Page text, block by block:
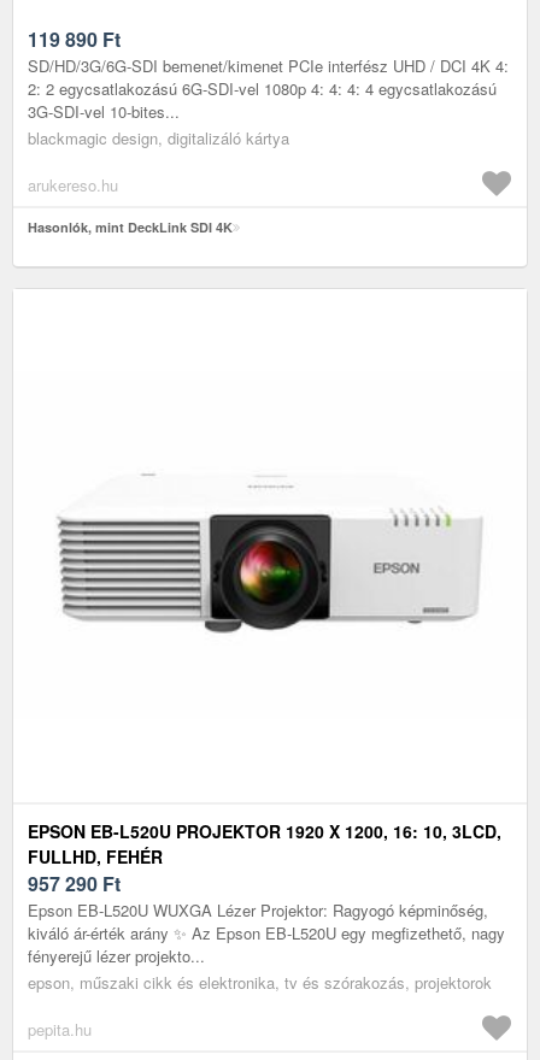
119 890 Ft
SD/HD/3G/6G-SDI bemenet/kimenet PCIe interfész UHD / DCI 4K 4:
2: 2 egycsatlakozású 6G-SDI-vel 1080p 4: 4: 4: 4 egycsatlakozású
3G-SDI-vel 10-bites...
blackmagic design, digitalizáló kártya
arukereso.hu
Hasonlók, mint DeckLink SDI 4K
EPSON EB-L520U PROJEKTOR 1920 X 1200, 16: 10, 3LCD,
FULLHD, FEHÉR
957 290 Ft
Epson EB-L520U WUXGA Lézer Projektor: Ragyogó képminőség,
kiváló ár-érték arány ✨ Az Epson EB-L520U egy megfizethető, nagy
fényerejű lézer projekto...
epson, műszaki cikk és elektronika, tv és szórakozás, projektorok
pepita.hu